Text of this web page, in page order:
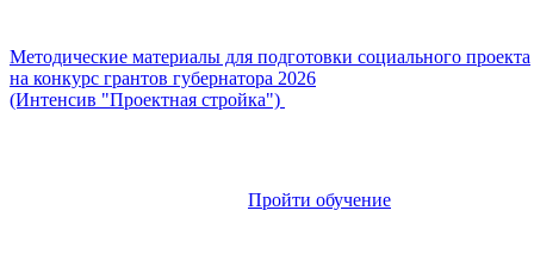
Методические материалы для подготовки социального проекта
на конкурс грантов губернатора 2026
(Интенсив "Проектная стройка")
Пройти обучение